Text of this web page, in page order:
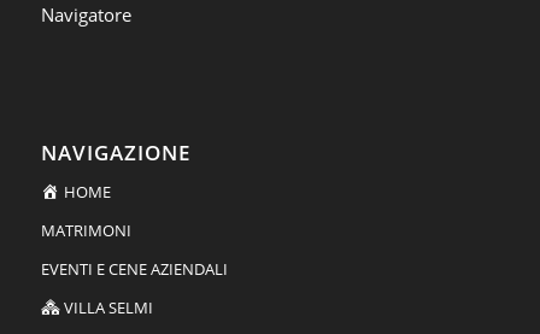
Navigatore
NAVIGAZIONE
HOME
MATRIMONI
EVENTI E CENE AZIENDALI
VILLA SELMI